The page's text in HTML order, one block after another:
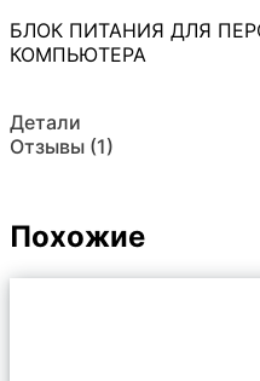
БЛОК ПИТАНИЯ ДЛЯ
КОМПЬЮТЕРА
Детали
Отзывы (1)
Похожие